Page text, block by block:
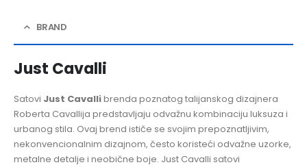
BRAND
Just Cavalli
Satovi Just Cavallibrenda poznatog talijanskog dizajnera
Roberta Cavallija predstavljaju odvažnu kombinaciju luksuza i
urbanog stila. Ovaj brend ističe se svojim prepoznatljivim,
nekonvencionalnim dizajnom, često koristeći odvažne uzorke,
metalne detalje i neobične boje. Just Cavalli satovi